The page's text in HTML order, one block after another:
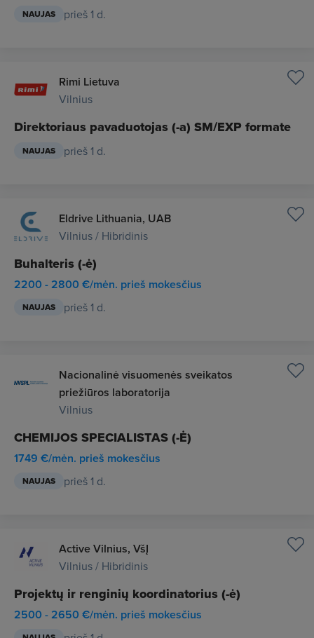
NAUJAS prieš 1 d.
Rimi Lietuva
Vilnius
Direktoriaus pavaduotojas (-a) SM/EXP formate
NAUJAS prieš 1 d.
Eldrive Lithuania, UAB
Vilnius / Hibridinis
Buhalteris (-ė)
2200 - 2800 €/mėn. prieš mokesčius
NAUJAS prieš 1 d.
Nacionalinė visuomenės sveikatos
priežiūros laboratorija
Vilnius
CHEMIJOS SPECIALISTAS (-Ė)
1749 €/mėn. prieš mokesčius
NAUJAS prieš 1 d.
Active Vilnius, VšĮ
Vilnius / Hibridinis
Projektų ir renginių koordinatorius (-ė)
2500 - 2650 €/mėn. prieš mokesčius